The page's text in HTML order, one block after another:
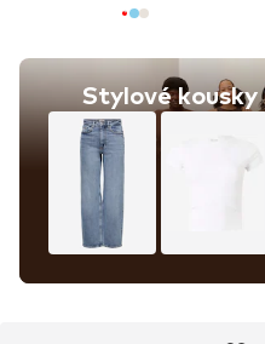
Stylové kousky